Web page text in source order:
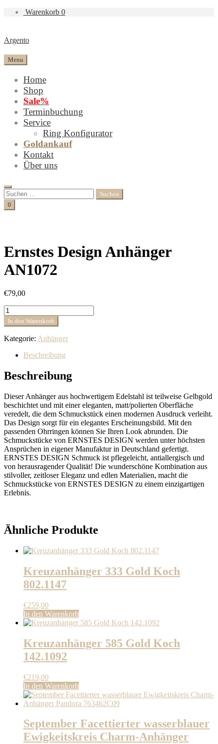
Warenkorb 0
Argento
Menu
Home
Shop
Sale%
Terminbuchung
Service
Ring Konfigurator
Goldankauf
Kontakt
Über uns
Search
Suchen
nach:
Cart
0
Ernstes Design Anhänger
AN1072
€79,00
Ernstes
Design
Anhänger
AN1072
Menge
In den Warenkorb
Kategorie: Anhänger
Beschreibung
Beschreibung
Dieser Anhänger aus hochwertigem Edelstahl ist teilweise Gelbgold
beschichtet und mit einer eleganten, matt/polierten Oberfläche
veredelt, die dem Schmuckstück einen modernen Ausdruck verleiht.
Das Design sorgt für ein elegantes Erscheinungsbild. Mit den
passenden Ohrringen können Sie Ihren Look abrunden. Die
Schmuckstücke von ERNSTES DESIGN werden unter höchsten
Ansprüchen in eigener Manufaktur in Deutschland gefertigt.
ERNSTES DESIGN Schmuck ist pflegeleicht, antiallergisch und
von herausragender Qualität! Die wunderschöne Kombination aus
stilvoller, zeitloser Eleganz und edlen Materialien, macht die
Schmuckstücke von ERNSTES DESIGN zu einem einzigartigen
Erlebnis.
Ähnliche Produkte
Kreuzanhänger 333 Gold Koch
802.1147
€259,00
In den Warenkorb
Kreuzanhänger 585 Gold Koch
142.1092
€219,00
In den Warenkorb
September Facettierter wasserblauer
Ewigkeitskreis Charm-Anhänger